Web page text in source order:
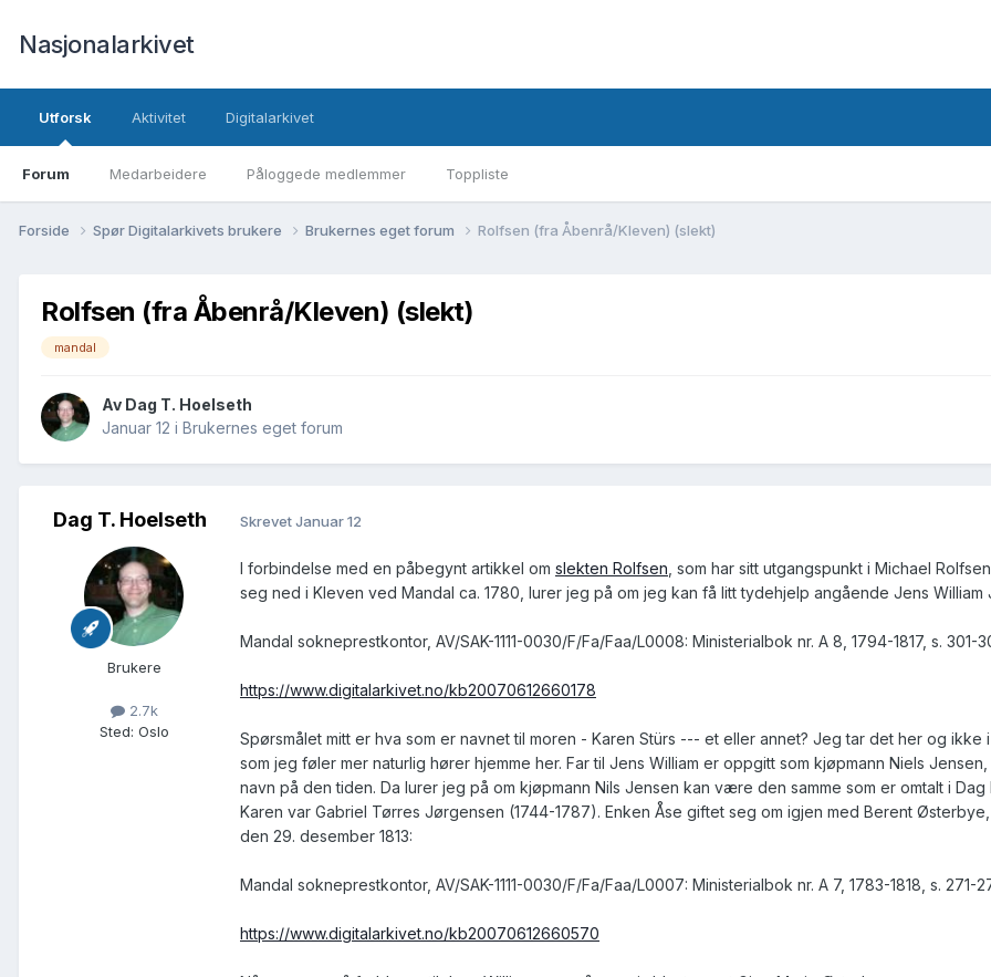
Nasjonalarkivet
Utforsk
Forum Medarbeidere Påloggede medlemmer Toppliste
Aktivitet Digitalarkivet
Forside Spør Digitalarkivets brukere Brukernes eget forum Rolfsen (fra Åbenrå/Kleven) (slekt)
Rolfsen (fra Åbenrå/Kleven) (slekt)
mandal
Av Dag T. Hoelseth
Januar 12 i Brukernes eget forum
Dag T. Hoelseth
Brukere
2.7k
Sted: Oslo
SkrevetJanuar 12
I forbindelse med en påbegynt artikkel om slekten Rolfsen , som har sitt utgangspunkt i Michael
seg ned i Kleven ved Mandal ca. 1780, lurer jeg på om jeg kan få litt tydehjelp angående Jens William
Mandal sokneprestkontor, AV/SAK-1111-0030/F/Fa/Faa/L0008: Ministerialbok nr. A 8, 1794-1817, s. 301-
https://www.digitalarkivet.no/kb20070612660178
Spørsmålet mitt er hva som er navnet til moren - Karen Stürs --- et eller annet? Jeg tar det her og
som jeg føler mer naturlig hører hjemme her. Far til Jens William er oppgitt som kjøpmann Niels
navn på den tiden. Da lurer jeg på om kjøpmann Nils Jensen kan være den samme som er omtalt i
Karen var Gabriel Tørres Jørgensen (1744-1787). Enken Åse giftet seg om igjen med Berent
den 29. desember 1813:
Mandal sokneprestkontor, AV/SAK-1111-0030/F/Fa/Faa/L0007: Ministerialbok nr. A 7, 1783-1818, s. 271-
https://www.digitalarkivet.no/kb20070612660570